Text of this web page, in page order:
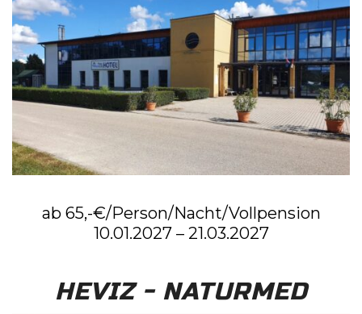
ab 65,-€/Person/Nacht/Vollpension
10.01.2027 – 21.03.2027
HEVIZ - NATURMED